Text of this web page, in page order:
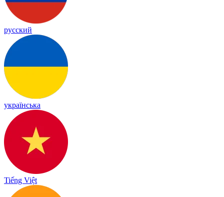
русский
українська
Tiếng Việt